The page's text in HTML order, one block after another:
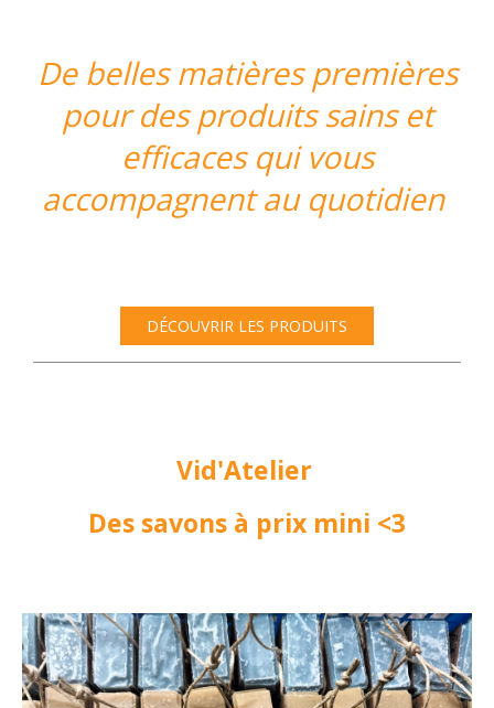
De belles matières premières
pour des produits sains et
efficaces qui vous
accompagnent au quotidien
DÉCOUVRIR LES PRODUITS
Vid'Atelier
Des savons à prix mini <3